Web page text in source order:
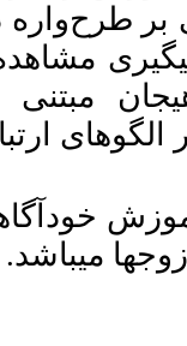
ارتباطی
0
p<) و
مؤثرتر از
بود.
مؤثری در